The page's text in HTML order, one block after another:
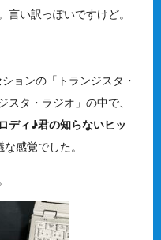
い訳っぽいですけど。
ョンの「トランジスタ・
タ・ラジオ」の中で、
ディ♪君の知らないヒッ
感覚でした。